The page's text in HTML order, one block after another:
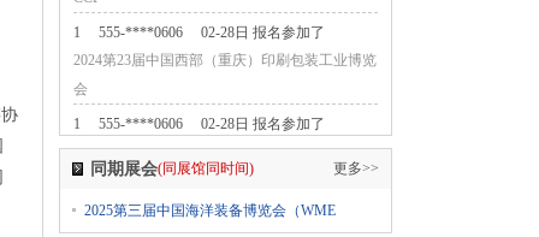
1 555-****0606
02-28日 报名参加了
2024第23届中国西部（重庆）印刷包装工业博览
会
1 555-****0606
02-28日 报名参加了
2024第七届中国无人零售大会
2024中国国际纺织面料及辅料（春夏）博览会
同期展会(同展馆同时间) 更多>>
2025第三届中国海洋装备博览会（WME